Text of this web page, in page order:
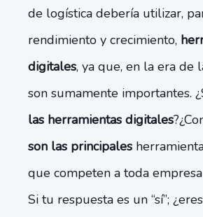
de logística debería utilizar,
rendimiento y crecimiento,
digitales, ya que, en la era de
son sumamente importantes.
las herramientas digitales
son las principales
que competen a toda
Si tu respuesta es un “sí”;